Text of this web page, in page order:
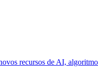
recursos de AI,